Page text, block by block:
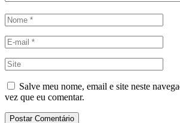
Salve meu nome, email e site neste
vez que eu comentar.